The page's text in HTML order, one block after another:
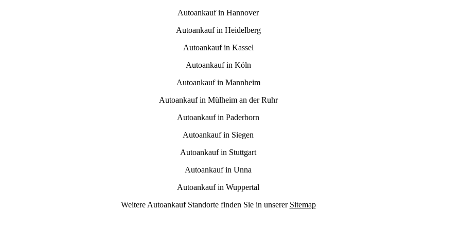
Autoankauf in Hannover
Autoankauf in Heidelberg
Autoankauf in Kassel
Autoankauf in Köln
Autoankauf in Mannheim
Autoankauf in Mülheim an der Ruhr
Autoankauf in Paderborn
Autoankauf in Siegen
Autoankauf in Stuttgart
Autoankauf in Unna
Autoankauf in Wuppertal
Weitere Autoankauf Standorte finden Sie in unserer Sitemap